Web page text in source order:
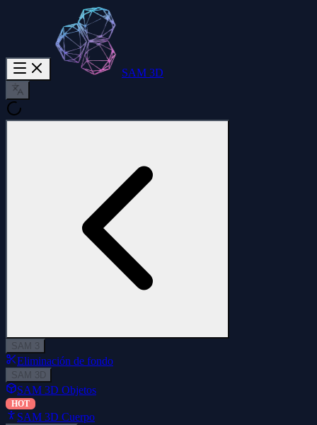
SAM 3D
SAM 3
Eliminación de fondo
SAM 3D
SAM 3D Objetos
HOT
SAM 3D Cuerpo